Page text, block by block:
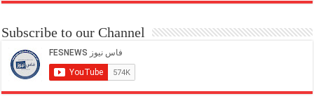
Subscribe to our Channel